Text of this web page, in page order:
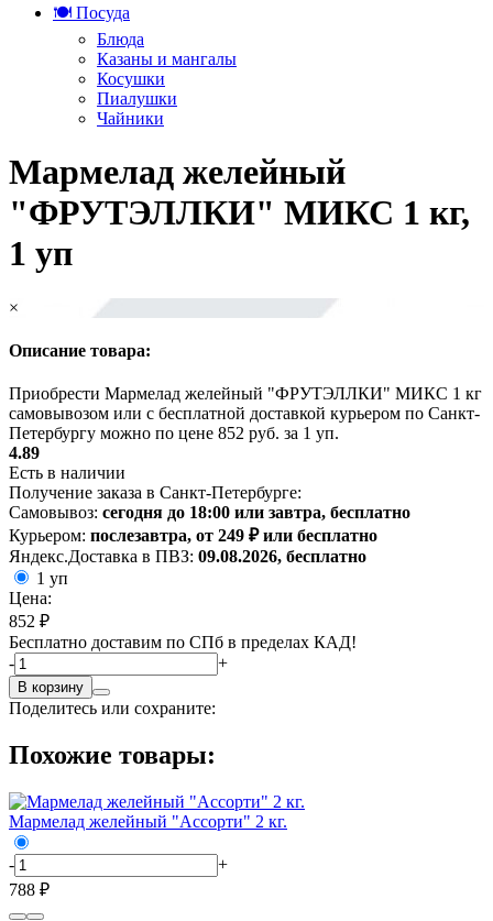
🍽️ Посуда
Блюда
Казаны и мангалы
Косушки
Пиалушки
Чайники
Мармелад желейный
"ФРУТЭЛЛКИ" МИКС 1 кг,
1 уп
×
Описание товара:
Приобрести Мармелад желейный "ФРУТЭЛЛКИ" МИКС 1 кг
самовывозом или с бесплатной доставкой курьером по Санкт-
Петербургу можно по цене 852 руб. за 1 уп.
4.89
Есть в наличии
Получение заказа в Санкт-Петербурге:
Самовывоз: сегодня до 18:00 или завтра, бесплатно
Курьером: послезавтра, от 249 ₽ или бесплатно
Яндекс.Доставка в ПВЗ: 09.08.2026, бесплатно
1 уп
Цена:
852 ₽
Бесплатно доставим по СПб в пределах КАД!
-
+
В корзину
Поделитесь или сохраните:
Похожие товары:
Мармелад желейный "Ассорти" 2 кг.
-
+
788 ₽